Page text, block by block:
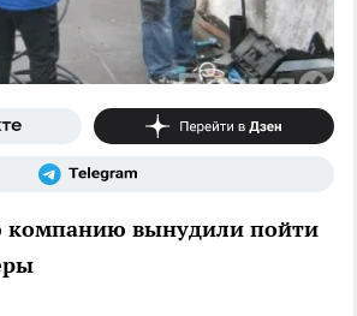
вынудили пойти